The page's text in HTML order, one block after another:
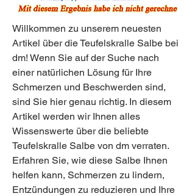
Willkommen zu unserem neuesten
Artikel über die Teufelskralle Salbe bei
dm! Wenn Sie auf der Suche nach
einer natürlichen Lösung für Ihre
Schmerzen und Beschwerden sind,
sind Sie hier genau richtig. In diesem
Artikel werden wir Ihnen alles
Wissenswerte über die beliebte
Teufelskralle Salbe von dm verraten.
Erfahren Sie, wie diese Salbe Ihnen
helfen kann, Schmerzen zu lindern,
Entzündungen zu reduzieren und Ihre